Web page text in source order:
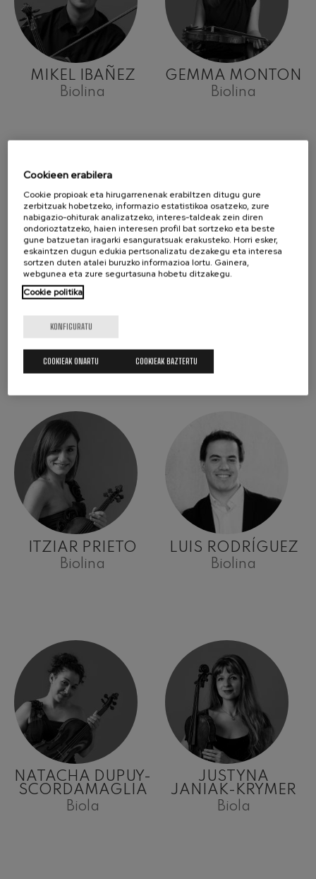
MIKEL IBAÑEZ
Biolina
GEMMA MONTON
Biolina
OIARTZABAL
Biolina
ITZIAR PRIETO
Biolina
LUIS RODRÍGUEZ
Biolina
NATACHA DUPUY-
SCORDAMAGLIA
Biola
JUSTYNA
JANIAK-KRYMER
Biola
Cookieen erabilera
Cookie propioak eta hirugarrenenak erabiltzen ditugu gure
zerbitzuak hobetzeko, informazio estatistikoa osatzeko, zure
nabigazio-ohiturak analizatzeko, interes-taldeak zein diren
ondorioztatzeko, haien interesen profil bat sortzeko eta beste
gune batzuetan iragarki esanguratsuak erakusteko. Horri esker,
eskaintzen dugun edukia pertsonalizatu dezakegu eta interesa
sortzen duten atalei buruzko informazioa lortu. Gainera,
webgunea eta zure segurtasuna hobetu ditzakegu.
Cookie politika
KONFIGURATU
COOKIEAK BAZTERTU
COOKIEAK ONARTU